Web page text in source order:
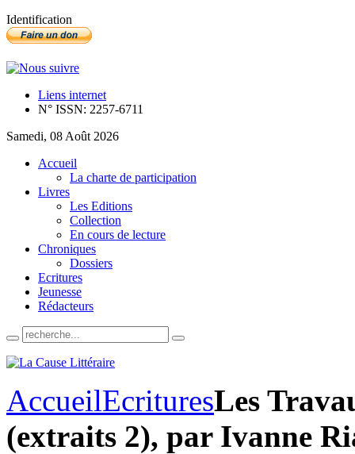
Identification
Liens internet
N° ISSN: 2257-6711
Samedi, 08 Août 2026
Accueil
La charte de participation
Livres
Les Editions
Collection
En cours de lecture
Chroniques
Dossiers
Ecritures
Jeunesse
Rédacteurs
AccueilEcrituresLes
(extraits 2), par Ivanne